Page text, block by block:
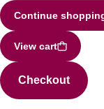
Continue
View cart
Checkout